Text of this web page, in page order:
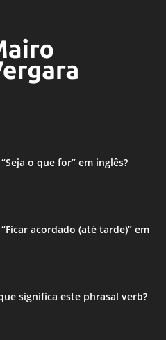
o que for” em inglês?
acordado (até tarde)” em
significa este phrasal verb?